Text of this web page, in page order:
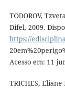
TODOROV,
Difel, 2009.
https://
Acesso em: 11
TRICHES,